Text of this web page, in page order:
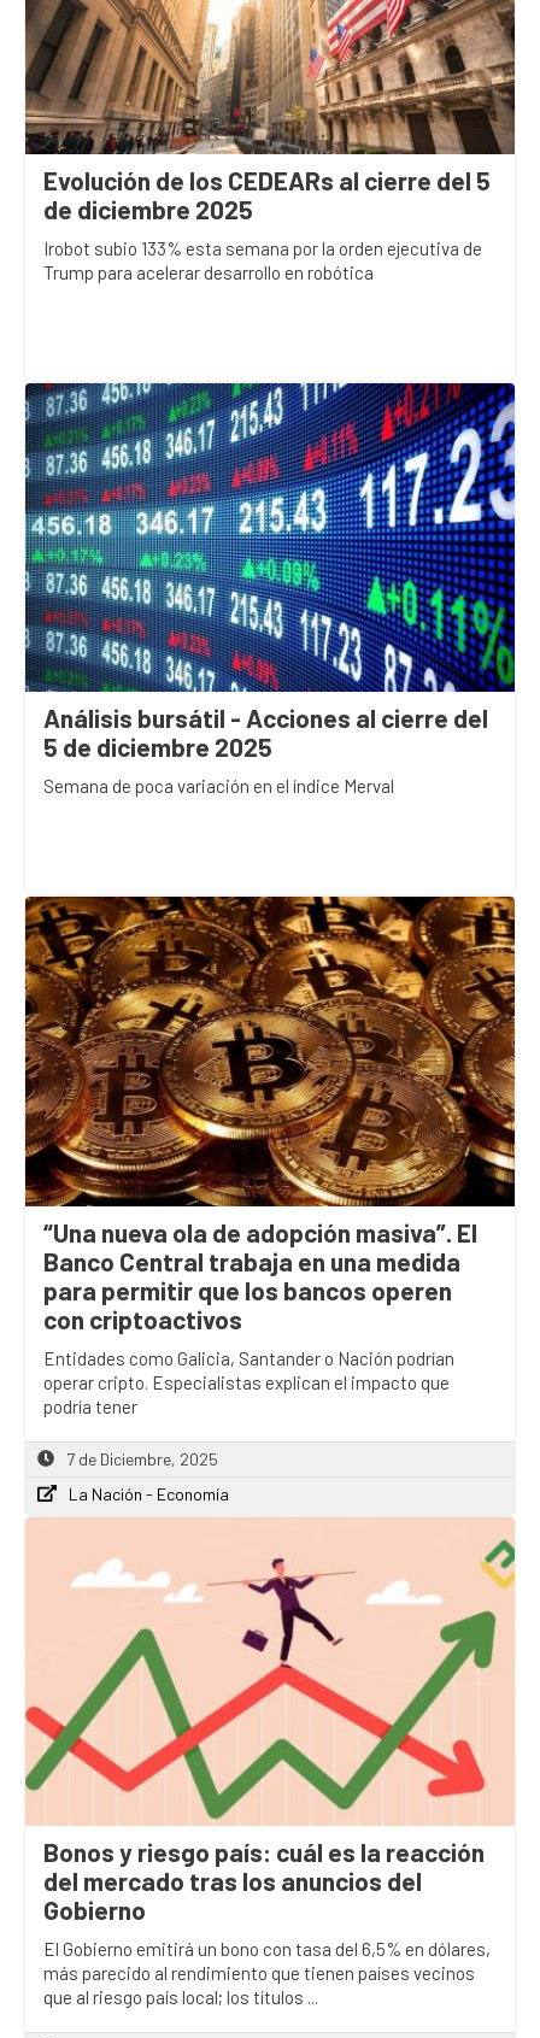
Evolución de los CEDEARs al cierre del 5
de diciembre 2025
Irobot subio 133% esta semana por la orden ejecutiva de
Trump para acelerar desarrollo en robótica
Análisis bursátil - Acciones al cierre del
5 de diciembre 2025
Semana de poca variación en el índice Merval
“Una nueva ola de adopción masiva”. El
Banco Central trabaja en una medida
para permitir que los bancos operen
con criptoactivos
Entidades como Galicia, Santander o Nación podrían
operar cripto. Especialistas explican el impacto que
podría tener
7 de Diciembre, 2025
La Nación - Economía
Bonos y riesgo país: cuál es la reacción
del mercado tras los anuncios del
Gobierno
El Gobierno emitirá un bono con tasa del 6,5% en dólares,
más parecido al rendimiento que tienen países vecinos
que al riesgo país local; los títulos ...